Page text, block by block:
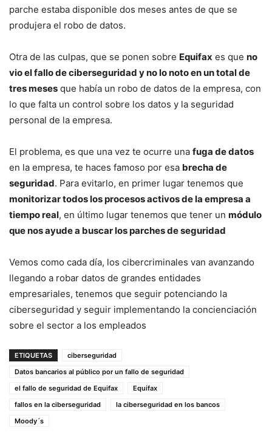
parche estaba disponible dos meses antes de que se
produjera el robo de datos.
Otra de las culpas, que se ponen sobre Equifax es que no
vio el fallo de ciberseguridad y no lo noto en un total de
tres meses que había un robo de datos de la empresa, con
lo que falta un control sobre los datos y la seguridad
personal de la empresa.
El problema, es que una vez te ocurre una fuga de datos
en la empresa, te haces famoso por esa brecha de
seguridad. Para evitarlo, en primer lugar tenemos que
monitorizar todos los procesos activos de la empresa a
tiempo real, en último lugar tenemos que tener un módulo
que nos ayude a buscar los parches de seguridad
Vemos como cada día, los cibercriminales van avanzando
llegando a robar datos de grandes entidades
empresariales, tenemos que seguir potenciando la
ciberseguridad y seguir implementando la concienciación
sobre el sector a los empleados
ETIQUETAS
ciberseguridad
Datos bancarios al público por un fallo de seguridad
el fallo de seguridad de Equifax
Equifax
fallos en la ciberseguridad
la ciberseguridad en los bancos
Moody´s